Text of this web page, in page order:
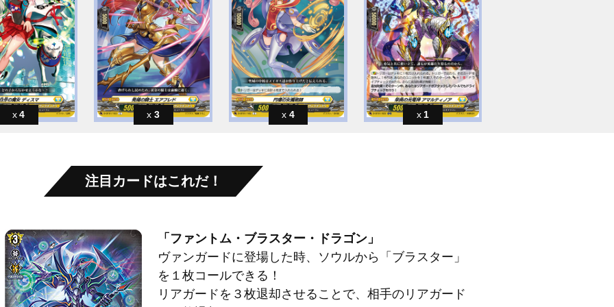
4 3 4 1
注目カードはこれだ！
「ファントム・ブラスター・ドラゴン」
ヴァンガードに登場した時、ソウルから「ブラスター」
を１枚コールできる！
リアガードを３枚退却させることで、相手のリアガード